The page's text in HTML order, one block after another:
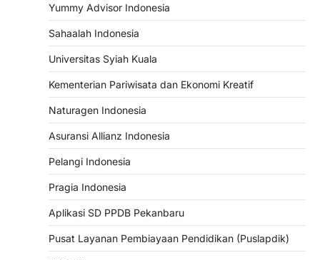
Yummy Advisor Indonesia
Sahaalah Indonesia
Universitas Syiah Kuala
Kementerian Pariwisata dan Ekonomi Kreatif
Naturagen Indonesia
Asuransi Allianz Indonesia
Pelangi Indonesia
Pragia Indonesia
Aplikasi SD PPDB Pekanbaru
Pusat Layanan Pembiayaan Pendidikan (Puslapdik)